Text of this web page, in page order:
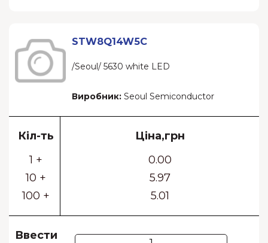
STW8Q14W5C
/Seoul/ 5630 white LED
Виробник: Seoul Semiconductor
Кіл-ть
1 +
10 +
100 +
Ціна,грн
0.00
5.97
5.01
Ввести